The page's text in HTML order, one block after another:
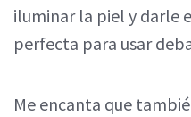
iluminar la piel y darle
perfecta para usar
Me encanta que